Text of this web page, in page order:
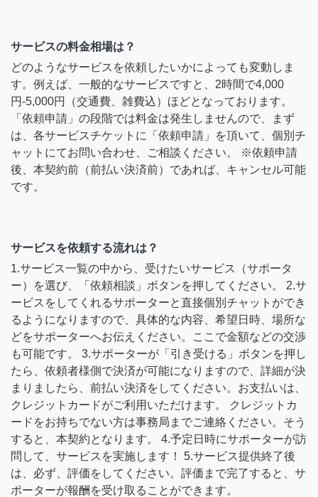
サービスの料金相場は？
どのようなサービスを依頼したいかによっても変動しま
す。例えば、一般的なサービスですと、2時間で4,000
円-5,000円（交通費、雑費込）ほどとなっております。
「依頼申請」の段階では料金は発生しませんので、まず
は、各サービスチケットに「依頼申請」を頂いて、個別チ
ャットにてお問い合わせ、ご相談ください。 ※依頼申請
後、本契約前（前払い決済前）であれば、キャンセル可能
です。
サービスを依頼する流れは？
1.サービス一覧の中から、受けたいサービス（サポータ
ー）を選び、「依頼相談」ボタンを押してください。 2.サ
ービスをしてくれるサポーターと直接個別チャットができ
るようになりますので、具体的な内容、希望日時、場所な
どをサポーターへお伝えください。ここで金額などの交渉
も可能です。 3.サポーターが「引き受ける」ボタンを押し
たら、依頼者様側で決済が可能になりますので、詳細が決
まりましたら、前払い決済をしてください。お支払いは、
クレジットカードがご利用いただけます。 クレジットカ
ードをお持ちでない方は事務局までご連絡ください。そう
すると、本契約となります。 4.予定日時にサポーターが訪
問して、サービスを実施します！ 5.サービス提供終了後
は、必ず、評価をしてください。評価まで完了すると、サ
ポーターが報酬を受け取ることができます。